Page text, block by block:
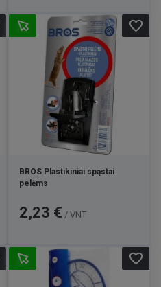
BROS Plastikiniai spąstai
pelėms
Kaina
2,23 € / VNT
favorite_border
favorite_border